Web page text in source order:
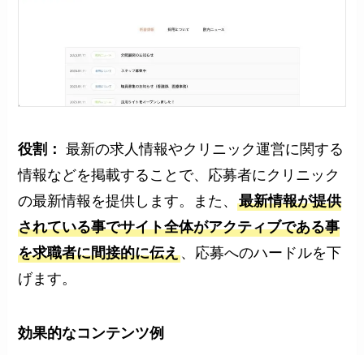
役割： 最新の求人情報やクリニック運営に関する
情報などを掲載することで、応募者にクリニック
の最新情報を提供します。また、最新情報が提供
されている事でサイト全体がアクティブである事
を求職者に間接的に伝え、応募へのハードルを下
げます。
効果的なコンテンツ例